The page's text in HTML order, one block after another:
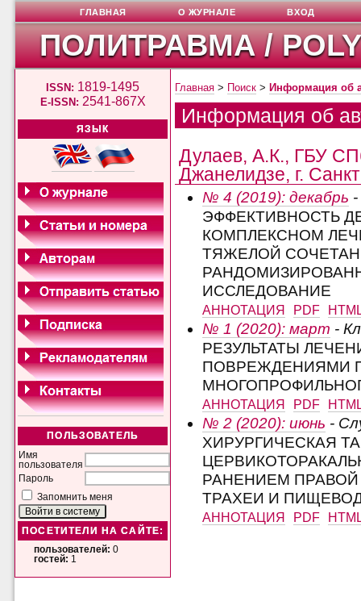
ПОЛИТРАВМА /
ISSN: 1819-1495
E-ISSN: 2541-867X
ЯЗЫК
ПОЛЬЗОВАТЕЛЬ
Имя
пользователя
Пароль
Запомнить меня
ПОСЕТИТЕЛИ НА САЙТЕ:
пользователей: 0
гостей: 1
ГЛАВНАЯ О ЖУРНАЛЕ ВХОД
Главная > Поиск > Информация об
Информация об
Дулаев, А.К., ГБУ
Джанелидзе, г.
№ 4 (2019): декабрь
ЭФФЕКТИВНОСТЬ
КОМПЛЕКСНОМ
ТЯЖЕЛОЙ
ИССЛЕДОВАНИЕ
АННОТАЦИЯ PDF
№ 1 (2020): март -
РЕЗУЛЬТАТЫ
ПОВРЕЖДЕНИЯМИ
АННОТАЦИЯ PDF
№ 2 (2020): июнь -
ХИРУРГИЧЕСКАЯ
РАНЕНИЕМ
ТРАХЕИ И
АННОТАЦИЯ PDF